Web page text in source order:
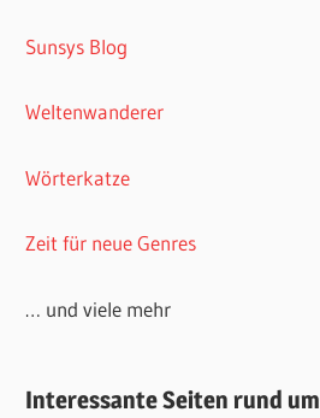
Sunsys Blog
Weltenwanderer
Wörterkatze
Zeit für neue Genres
… und viele mehr
Interessante Seiten rund